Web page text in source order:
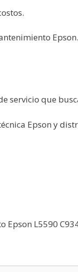
Epson.
servicio que
Epson y
Epson L5590